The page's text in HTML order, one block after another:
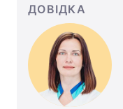
ДОВІДКА